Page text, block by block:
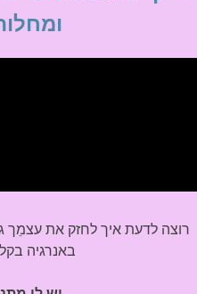
רוצה לדעת איך לחזק את
באנרגיה